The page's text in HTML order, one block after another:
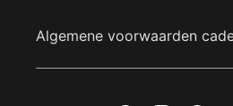
Algemene voorwaarden